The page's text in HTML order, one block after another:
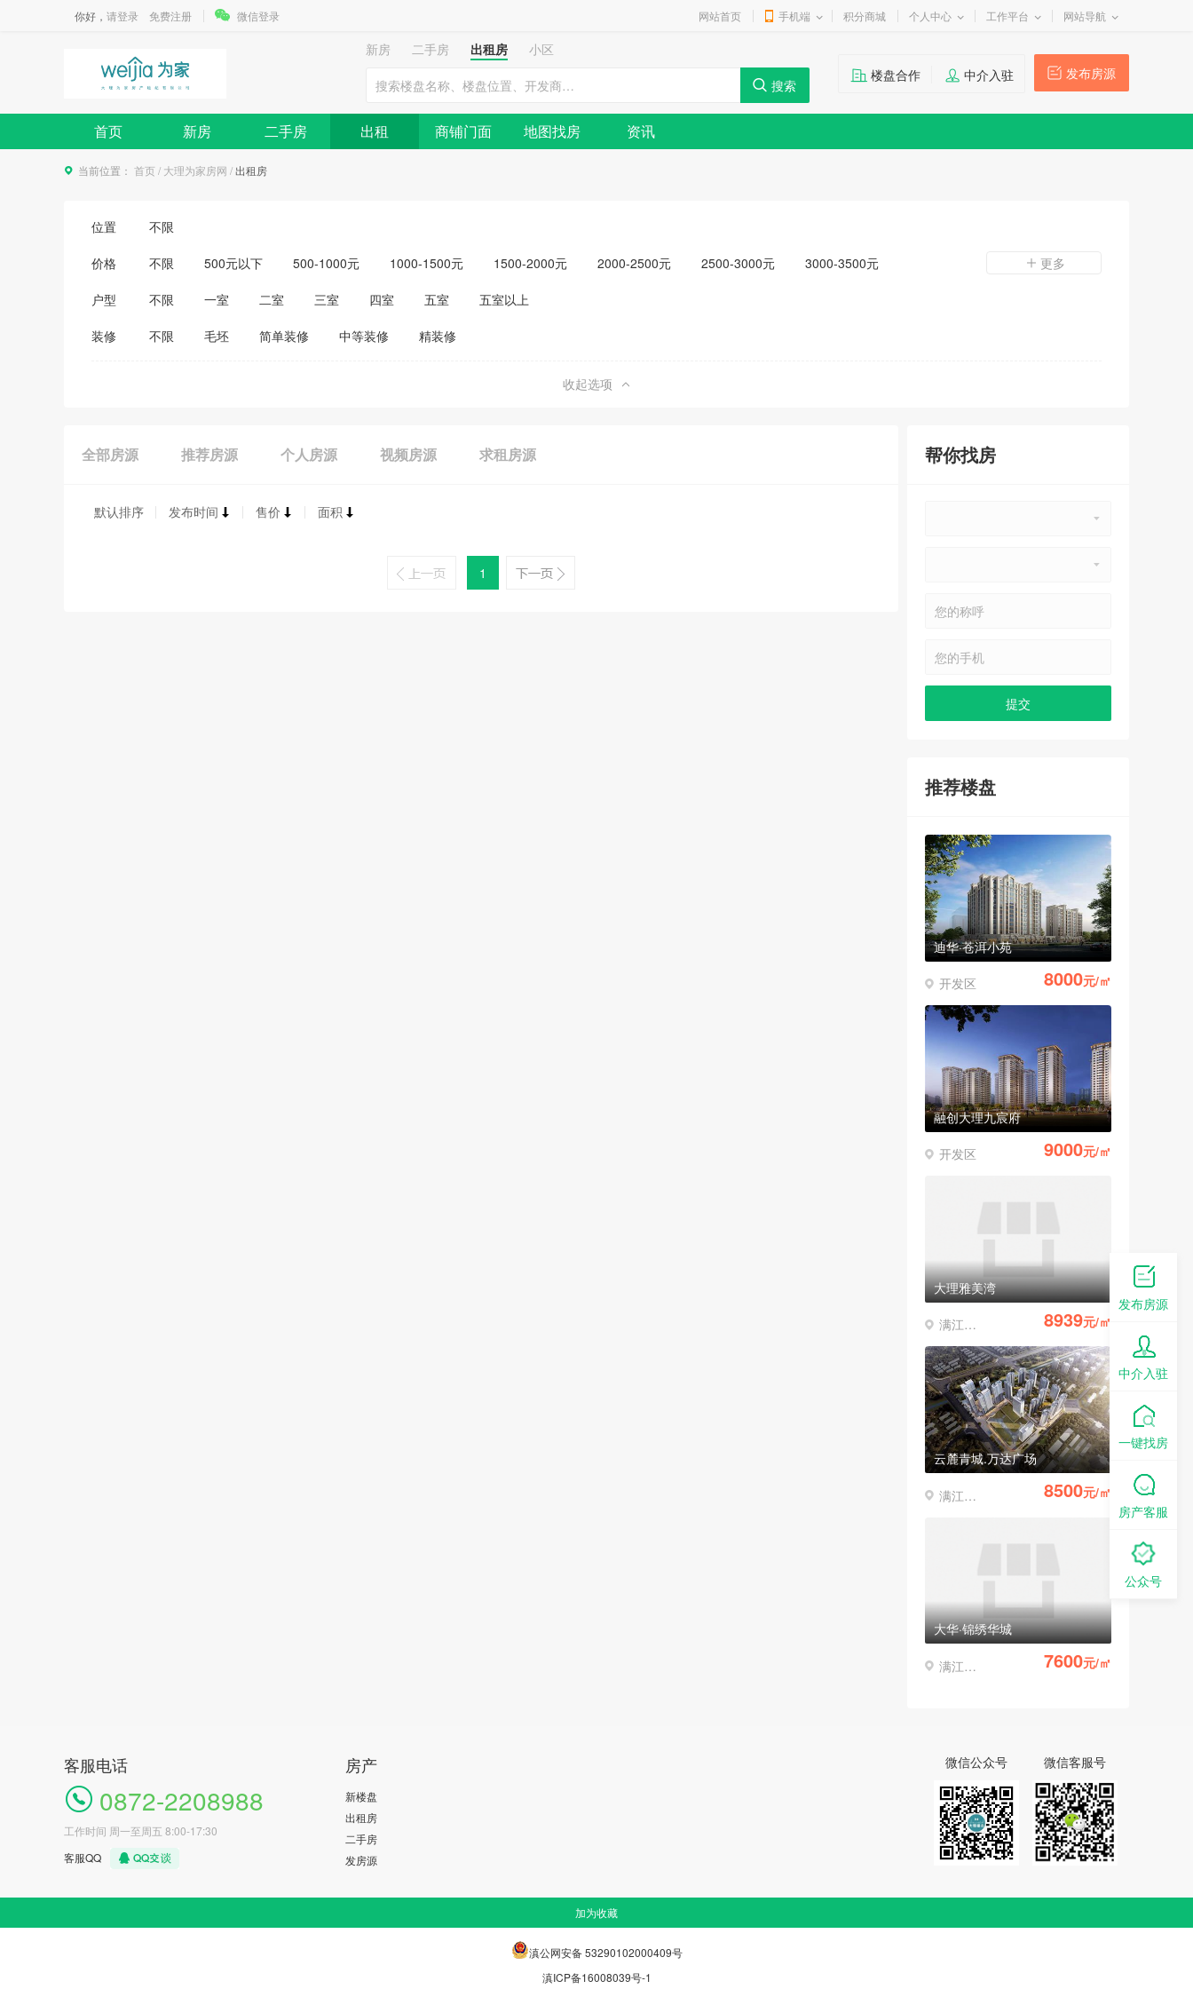
你好， 请登录 免费注册 微信登录 网站首页 手机端 积分商城 个人中心 工作平台 网站导航
新房 二手房 出租房
小区
发布房源
楼盘合作 中介入驻
首页 新房 二手房 出租 商铺门面 地图找房 资讯
当前位置： 首页 / 大理为家房网 /出租房
位置 不限
价格 不限 500元以下 500-1000元 1000-1500元 1500-2000元 2000-2500元 2500-3000元
3000-3500元
3500-4000元
4000-5000元 5000元以上
更多
户型 不限 一室 二室 三室 四室 五室 五室以上
装修 不限 毛坯 简单装修 中等装修 精装修
收起选项
全部房源 推荐房源 个人房源 视频房源 求租房源
默认排序 发布时间 售价 面积
1
帮你找房
推荐楼盘
迪华·苍洱小苑
开发区 8000元/㎡
融创大理九宸府
开发区 9000元/㎡
大理雅美湾
满江凤仪 8939元/㎡
云麓青城.万达广场
满江凤仪 8500元/㎡
大华·锦绣华城
满江凤仪 7600元/㎡
客服电话
0872-2208988
工作时间 周一至周五 8:00-17:30
客服QQ
房产
新楼盘
出租房
二手房
发房源
微信公众号 微信客服号
加为收藏
滇公网安备 53290102000409号
滇ICP备16008039号-1
发布房源
中介入驻
一键找房
房产客服
公众号